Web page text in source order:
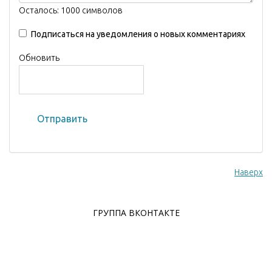
Осталось: 1000 символов
Подписаться на уведомления о новых комментариях
Обновить
Отправить
Наверх
ГРУППА ВКОНТАКТЕ